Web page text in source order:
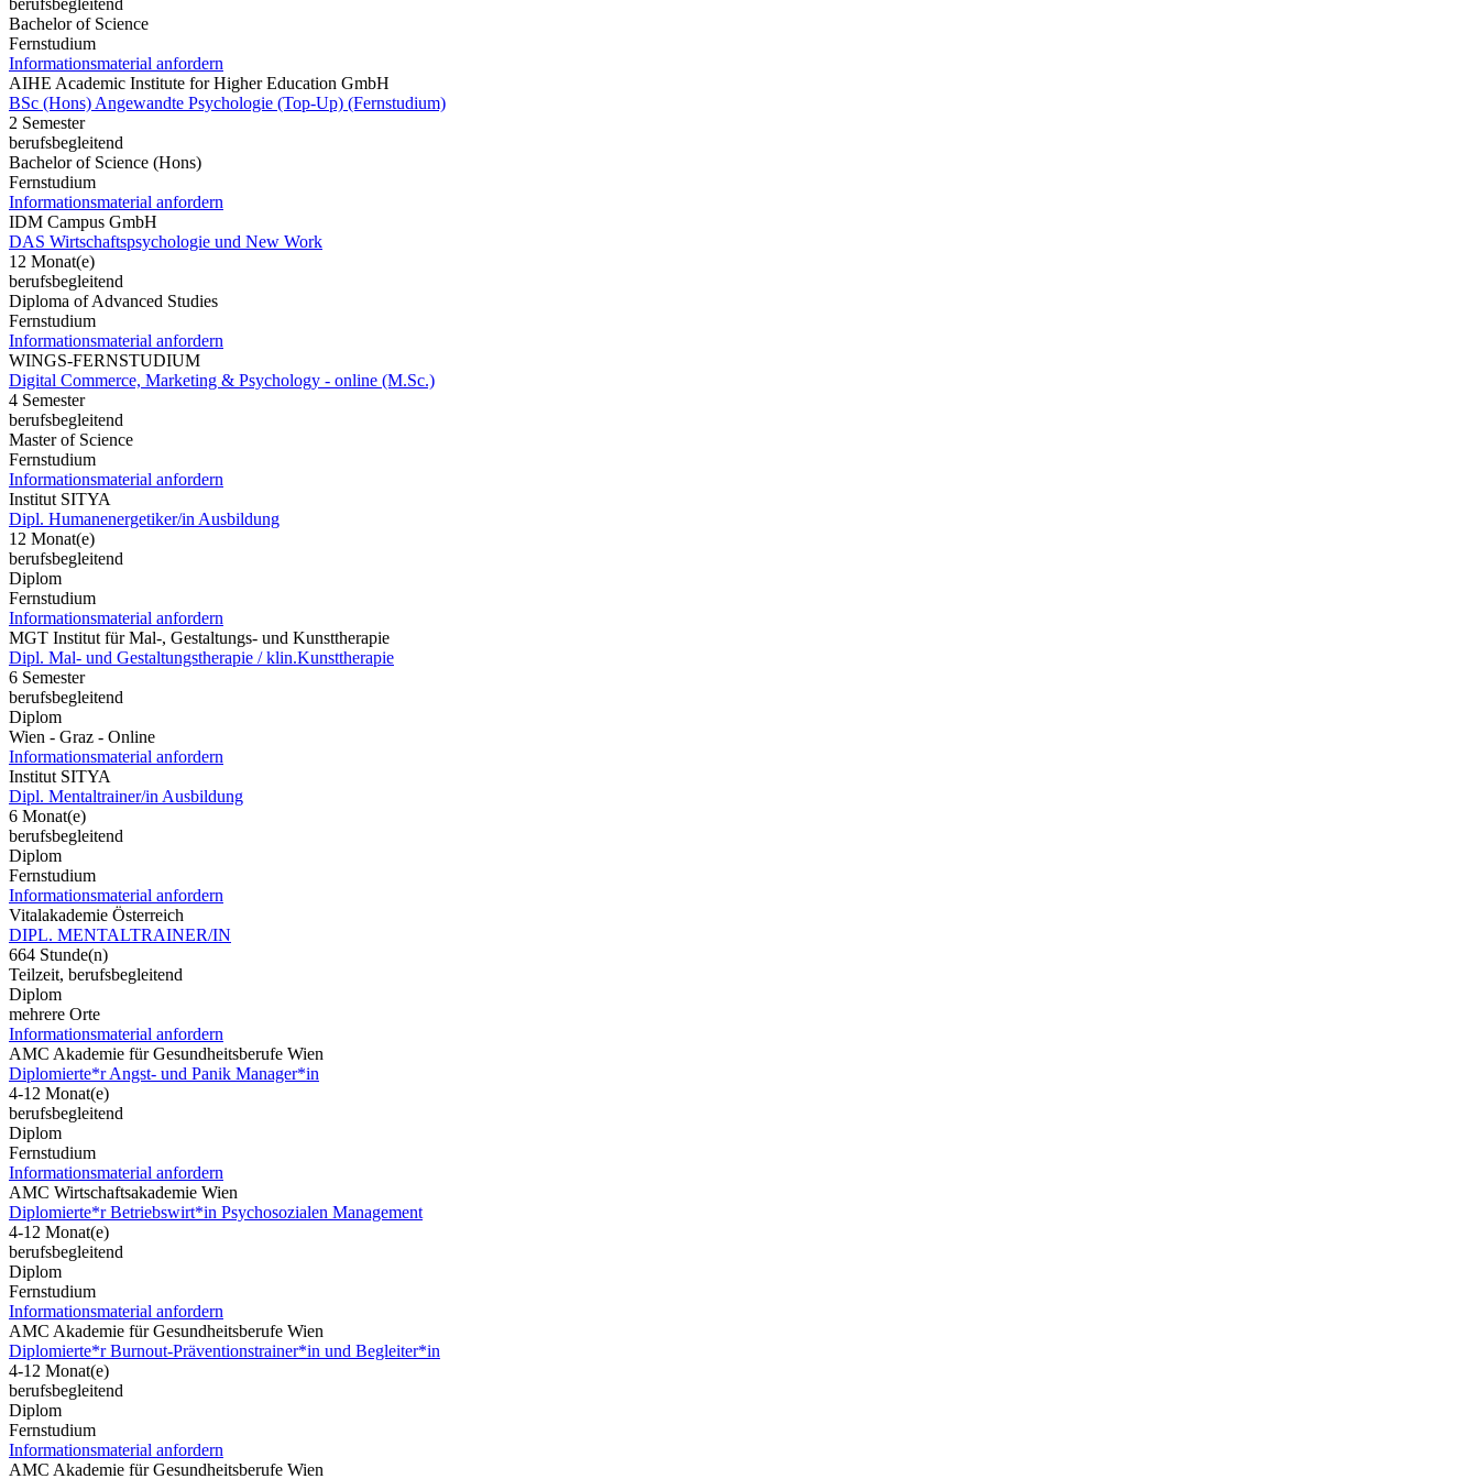
Bachelor of Science
Fernstudium
Informationsmaterial anfordern
AIHE Academic Institute for Higher Education GmbH
BSc (Hons) Angewandte Psychologie (Top-Up) (Fernstudium)
2 Semester
berufsbegleitend
Bachelor of Science (Hons)
Fernstudium
Informationsmaterial anfordern
IDM Campus GmbH
DAS Wirtschaftspsychologie und New Work
12 Monat(e)
berufsbegleitend
Diploma of Advanced Studies
Fernstudium
Informationsmaterial anfordern
WINGS-FERNSTUDIUM
Digital Commerce, Marketing & Psychology - online (M.Sc.)
4 Semester
berufsbegleitend
Master of Science
Fernstudium
Informationsmaterial anfordern
Institut SITYA
Dipl. Humanenergetiker/in Ausbildung
12 Monat(e)
berufsbegleitend
Diplom
Fernstudium
Informationsmaterial anfordern
MGT Institut für Mal-, Gestaltungs- und Kunsttherapie
Dipl. Mal- und Gestaltungstherapie / klin.Kunsttherapie
6 Semester
berufsbegleitend
Diplom
Wien - Graz - Online
Informationsmaterial anfordern
Institut SITYA
Dipl. Mentaltrainer/in Ausbildung
6 Monat(e)
berufsbegleitend
Diplom
Fernstudium
Informationsmaterial anfordern
Vitalakademie Österreich
DIPL. MENTALTRAINER/IN
664 Stunde(n)
Teilzeit, berufsbegleitend
Diplom
mehrere Orte
Informationsmaterial anfordern
AMC Akademie für Gesundheitsberufe Wien
Diplomierte*r Angst- und Panik Manager*in
4-12 Monat(e)
berufsbegleitend
Diplom
Fernstudium
Informationsmaterial anfordern
AMC Wirtschaftsakademie Wien
Diplomierte*r Betriebswirt*in Psychosozialen Management
4-12 Monat(e)
berufsbegleitend
Diplom
Fernstudium
Informationsmaterial anfordern
AMC Akademie für Gesundheitsberufe Wien
Diplomierte*r Burnout-Präventionstrainer*in und Begleiter*in
4-12 Monat(e)
berufsbegleitend
Diplom
Fernstudium
Informationsmaterial anfordern
AMC Akademie für Gesundheitsberufe Wien